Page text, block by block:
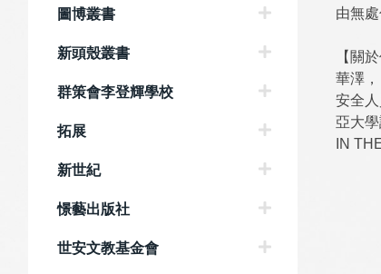
圖博叢書
新頭殼叢書
群策會李登輝學校
拓展
新世紀
憬藝出版社
世安文教基金會
由無
【關
華澤
安全
亞大
IN